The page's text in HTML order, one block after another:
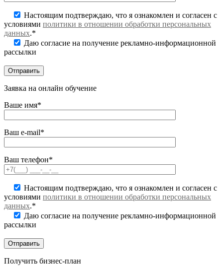
Настоящим подтверждаю, что я ознакомлен и согласен с
условиями политики в отношении обработки персональных
данных.*
Даю согласие на получение рекламно-информационной
рассылки
Заявка на онлайн обучение
Ваше имя*
Ваш e-mail*
Ваш телефон*
Настоящим подтверждаю, что я ознакомлен и согласен с
условиями политики в отношении обработки персональных
данных.*
Даю согласие на получение рекламно-информационной
рассылки
Получить бизнес-план